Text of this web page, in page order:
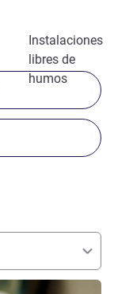
Instalaciones
libres de
humos